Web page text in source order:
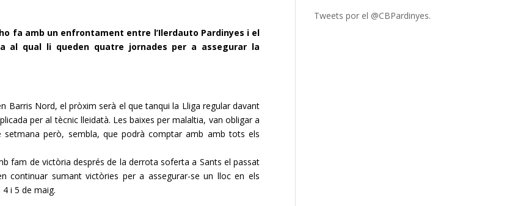
fa amb un enfrontament entre l’Ilerdauto Pardinyes i el
al qual li queden quatre jornades per a assegurar la
Barris Nord, el pròxim serà el que tanqui la Lliga regular davant
per al tècnic lleidatà. Les baixes per malaltia, van obligar a
setmana però, sembla, que podrà comptaramb amb tots els
fam de victòria després de la derrota soferta a Sants el passat
continuar sumant victòries per a assegurar-se un lloc en els
i 5 de maig.
Tweets por el @CBPardinyes.